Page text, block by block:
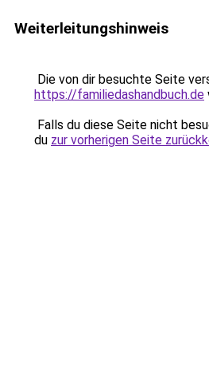
Weiterleitungshinweis
Die von dir besuchte Seite
https://familiedashandbuch.de
Falls du diese Seite nicht
du zur vorherigen Seite